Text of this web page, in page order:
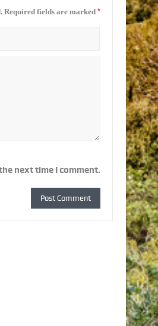
Required fields are marked *
next time I comment.